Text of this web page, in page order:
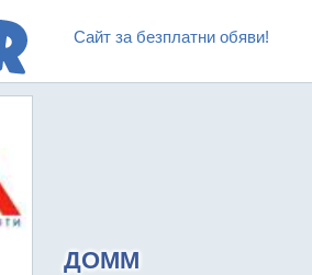
Сайт за безплатни обяви!
ДОММ